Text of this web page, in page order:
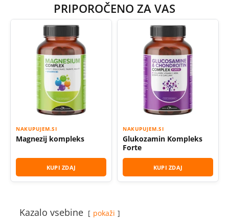
PRIPOROČENO ZA VAS
NAKUPUJEM.SI
Magnezij kompleks
KUPI ZDAJ
NAKUPUJEM.SI
Glukozamin Kompleks
Forte
KUPI ZDAJ
Kazalo vsebine pokaži